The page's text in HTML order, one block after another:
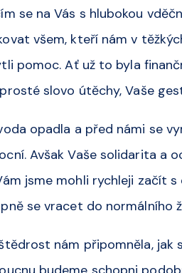
se na Vás s hlubokou
všem, kteří nám v
pomoc. Ať už to byla
slovo útěchy, Vaše
opadla a před námi se
Avšak Vaše solidarita a
jsme mohli rychleji začít
se vracet do normálního
nám připomněla, jak